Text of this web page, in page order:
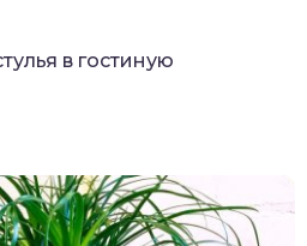
в гостиную